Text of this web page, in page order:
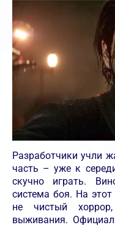
Разработчики учли
часть – уже к
скучно играть.
система боя. На этот
не чистый
выживания.